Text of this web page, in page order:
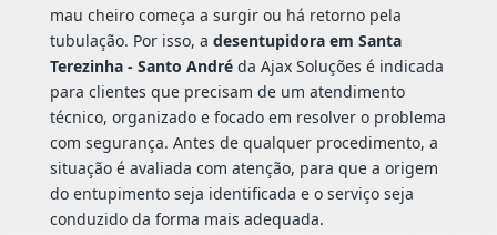
mau cheiro começa a surgir ou há retorno pela
tubulação. Por isso, a desentupidora em Santa
Terezinha - Santo Andréda Ajax Soluções é indicada
para clientes que precisam de um atendimento
técnico, organizado e focado em resolver o problema
com segurança. Antes de qualquer procedimento, a
situação é avaliada com atenção, para que a origem
do entupimento seja identificada e o serviço seja
conduzido da forma mais adequada.